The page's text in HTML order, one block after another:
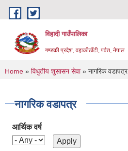
Skip to main content
विहादी गाउँपालिका
गण्डकी प्रदेश, वहाकीठाँटी, पर्वत, नेपाल
You are here
Home » विधुतीय शुसासन सेवा» नागरिक वडापत्र
नागरिक वडापत्र
आर्थिक वर्ष